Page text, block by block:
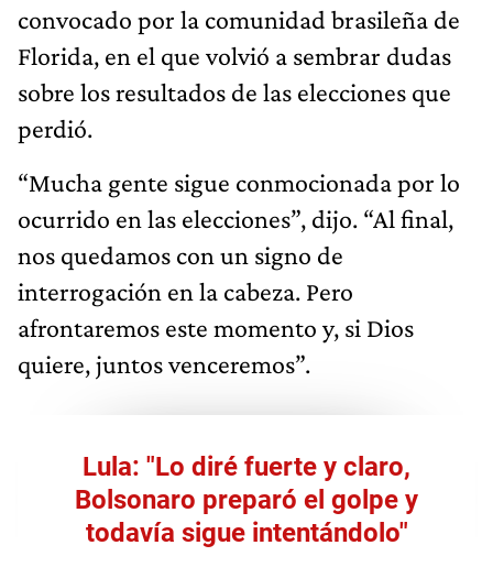
convocado por la comunidad brasileña de
Florida, en el que volvió a sembrar dudas
sobre los resultados de las elecciones que
perdió.
“Mucha gente sigue conmocionada por lo
ocurrido en las elecciones”, dijo. “Al final,
nos quedamos con un signo de
interrogación en la cabeza. Pero
afrontaremos este momento y, si Dios
quiere, juntos venceremos”.
Lula: "Lo diré fuerte y claro,
Bolsonaro preparó el golpe y
todavía sigue intentándolo"